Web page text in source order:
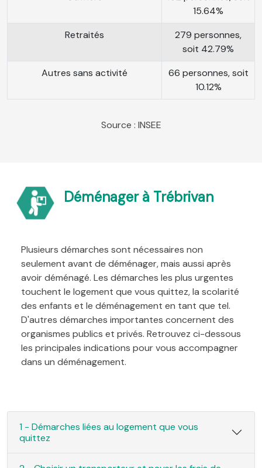
15.64%
Retraités
279 personnes,
soit 42.79%
Autres sans activité
66 personnes, soit
10.12%
Source : INSEE
Déménager à Trébrivan
Plusieurs démarches sont nécessaires non
seulement avant de déménager, mais aussi après
avoir déménagé. Les démarches les plus urgentes
touchent le logement que vous quittez, la scolarité
des enfants et le déménagement en tant que tel.
D'autres démarches importantes concernent des
organismes publics et privés. Retrouvez ci-dessous
les principales indications pour vous accompagner
dans un déménagement.
1 - Démarches liées au logement que vous
quittez